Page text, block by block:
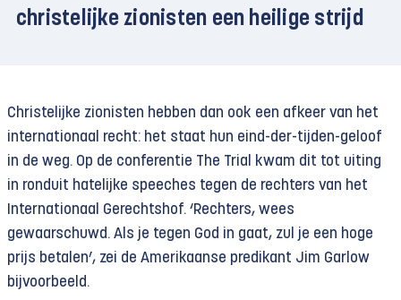
christelijke zionisten een heilige strijd
Christelijke zionisten hebben dan ook een afkeer van het
internationaal recht: het staat hun eind-der-tijden-geloof
in de weg. Op de conferentie The Trial kwam dit tot uiting
in ronduit hatelijke speeches tegen de rechters van het
Internationaal Gerechtshof. ‘Rechters, wees
gewaarschuwd. Als je tegen God in gaat, zul je een hoge
prijs betalen’, zei de Amerikaanse predikant Jim Garlow
bijvoorbeeld.